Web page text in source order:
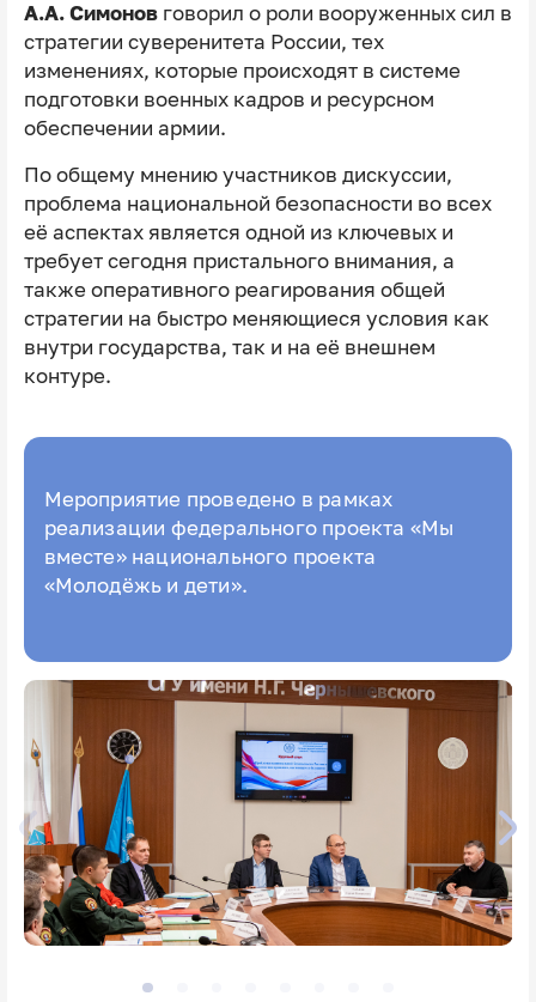
А.А. Симоновговорил о роли вооруженных сил в
стратегии суверенитета России, тех
изменениях, которые происходят в системе
подготовки военных кадров и ресурсном
обеспечении армии.
По общему мнению участников дискуссии,
проблема национальной безопасности во всех
её аспектах является одной из ключевых и
требует сегодня пристального внимания, а
также оперативного реагирования общей
стратегии на быстро меняющиеся условия как
внутри государства, так и на её внешнем
контуре.
Мероприятие проведено в рамках
реализации федерального проекта «Мы
вместе» национального проекта
«Молодёжь и дети».